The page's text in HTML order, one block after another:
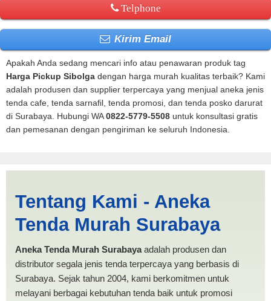
Telphone
Kirim Email
Apakah Anda sedang mencari info atau penawaran produk tag
Harga Pickup Sibolga dengan harga murah kualitas terbaik? Kami
adalah produsen dan supplier terpercaya yang menjual aneka jenis
tenda cafe, tenda sarnafil, tenda promosi, dan tenda posko darurat
di Surabaya. Hubungi WA0822-5779-5508 untuk konsultasi gratis
dan pemesanan dengan pengiriman ke seluruh Indonesia.
PRODUKSI ANEKA TENDA
MURAH
Tentang Kami - Aneka
Tenda Murah Surabaya
Aneka Tenda Murah Surabayaadalah produsen dan
distributor segala jenis tenda terpercaya yang berbasis di
Surabaya. Sejak tahun 2004, kami berkomitmen untuk
melayani berbagai kebutuhan tenda baik untuk promosi